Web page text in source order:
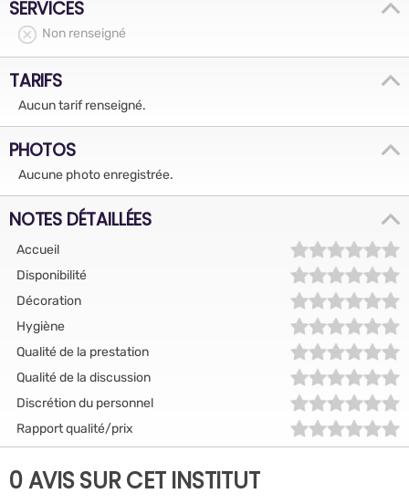
SERVICES
Non renseigné
TARIFS
Aucun tarif renseigné.
PHOTOS
Aucune photo enregistrée.
NOTES DÉTAILLÉES
Accueil
Disponibilité
Décoration
Hygiène
Qualité de la prestation
Qualité de la discussion
Discrétion du personnel
Rapport qualité/prix
0 AVIS SUR CET INSTITUT